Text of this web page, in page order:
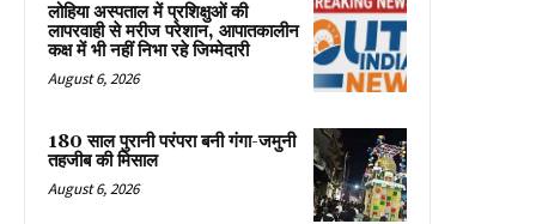
लोहिया अस्पताल में प्रशिक्षुओं की
लापरवाही से मरीज परेशान, आपातकालीन
कक्ष में भी नहीं निभा रहे जिम्मेदारी
August 6, 2026
180 साल पुरानी परंपरा बनी गंगा-जमुनी
तहजीब की मिसाल
August 6, 2026